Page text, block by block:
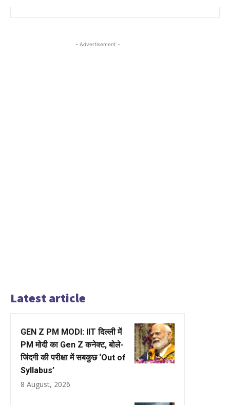
- Advertisement -
Latest article
GEN Z PM MODI: IIT दिल्ली में
PM मोदी का Gen Z कनेक्ट, बोले-
जिंदगी की परीक्षा में सबकुछ ‘Out of
Syllabus’
8 August, 2026